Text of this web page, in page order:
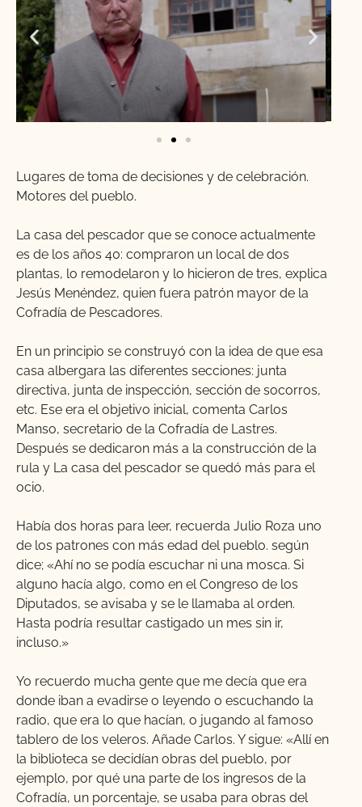
Lugares de toma de decisiones y de celebración.
Motores del pueblo.
La casa del pescador que se conoce actualmente
es de los años 40: compraron un local de dos
plantas, lo remodelaron y lo hicieron de tres, explica
Jesús Menéndez, quien fuera patrón mayor de la
Cofradía de Pescadores.
En un principio se construyó con la idea de que esa
casa albergara las diferentes secciones: junta
directiva, junta de inspección, sección de socorros,
etc. Ese era el objetivo inicial, comenta Carlos
Manso, secretario de la Cofradía de Lastres.
Después se dedicaron más a la construcción de la
rula y La casa del pescador se quedó más para el
ocio.
Había dos horas para leer, recuerda Julio Roza uno
de los patrones con más edad del pueblo. según
dice; «Ahí no se podía escuchar ni una mosca. Si
alguno hacía algo, como en el Congreso de los
Diputados, se avisaba y se le llamaba al orden.
Hasta podría resultar castigado un mes sin ir,
incluso.»
Yo recuerdo mucha gente que me decía que era
donde iban a evadirse o leyendo o escuchando la
radio, que era lo que hacían, o jugando al famoso
tablero de los veleros. Añade Carlos. Y sigue: «Allí en
la biblioteca se decidían obras del pueblo, por
ejemplo, por qué una parte de los ingresos de la
Cofradía, un porcentaje, se usaba para obras del